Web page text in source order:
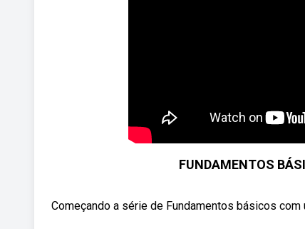
FUNDAMENTOS
Começando a série de Fundamentos básicos